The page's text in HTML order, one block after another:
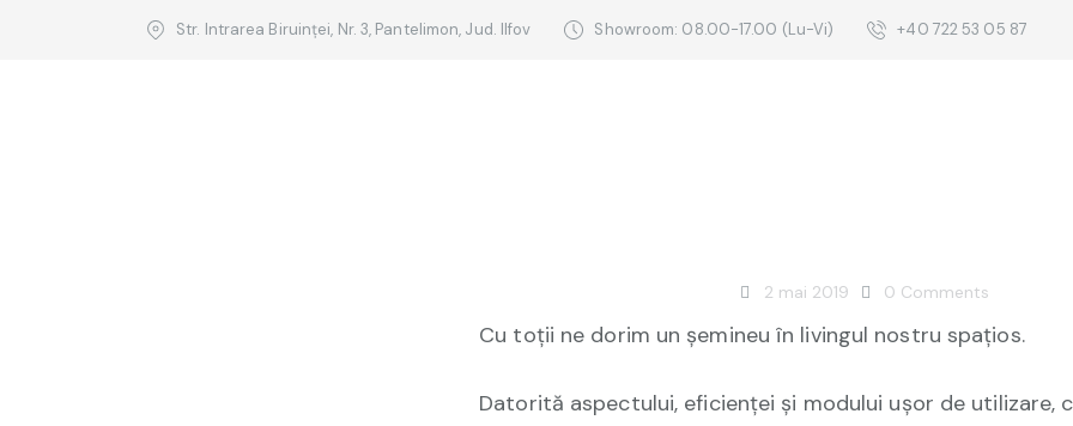
Str. Intrarea Biruinței, Nr. 3, Pantelimon, Jud. Ilfov Showroom: 08.00-17.00 (Lu-Vi) +40 722 53 05 87
2 mai 2019 0 Comments
Cu toții ne dorim un șemineu în livingul nostru spațios.
Datorită aspectului, eficienței și modului ușor de utilizare,